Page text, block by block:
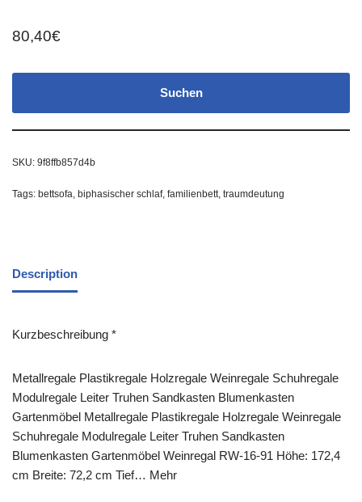
80,40€
Suchen
SKU: 9f8ffb857d4b
Tags: bettsofa, biphasischer schlaf, familienbett, traumdeutung
Description
Kurzbeschreibung *
Metallregale Plastikregale Holzregale Weinregale Schuhregale
Modulregale Leiter Truhen Sandkasten Blumenkasten
Gartenmöbel Metallregale Plastikregale Holzregale Weinregale
Schuhregale Modulregale Leiter Truhen Sandkasten
Blumenkasten Gartenmöbel Weinregal RW-16-91 Höhe: 172,4
cm Breite: 72,2 cm Tief… Mehr